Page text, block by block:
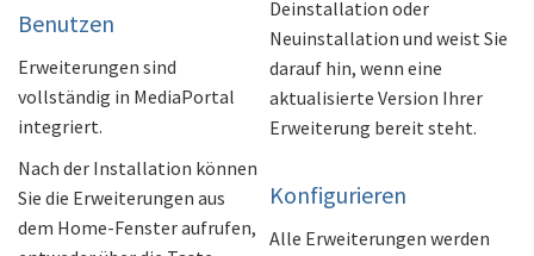
Benutzen
Erweiterungen sind
vollständig in MediaPortal
integriert.
Nach der Installation können
Sie die Erweiterungen aus
dem Home-Fenster aufrufen,
Deinstallation oder
Neuinstallation und weist Sie
darauf hin, wenn eine
aktualisierte Version Ihrer
Erweiterung bereit steht.
Konfigurieren
Alle Erweiterungen werden